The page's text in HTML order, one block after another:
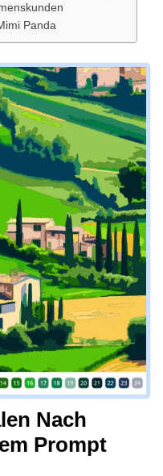
Panda
Nach
Prompt